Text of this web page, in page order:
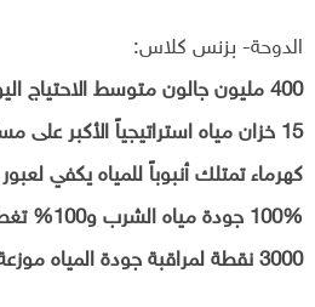
الدوحة- بزنس كلاس:
400 مليون جالون متوسط الاحتياج اليومي من المياه
15 خزان مياه استراتيجياً الأكبر على مستوى العالم
كهرماء تمتلك أنبوباً للمياه يكفي
100% جودة مياه الشرب و100% تغطية لكل مناطق الدولة
3000 نقطة لمراقبة جودة المياه موزعة على المناطق